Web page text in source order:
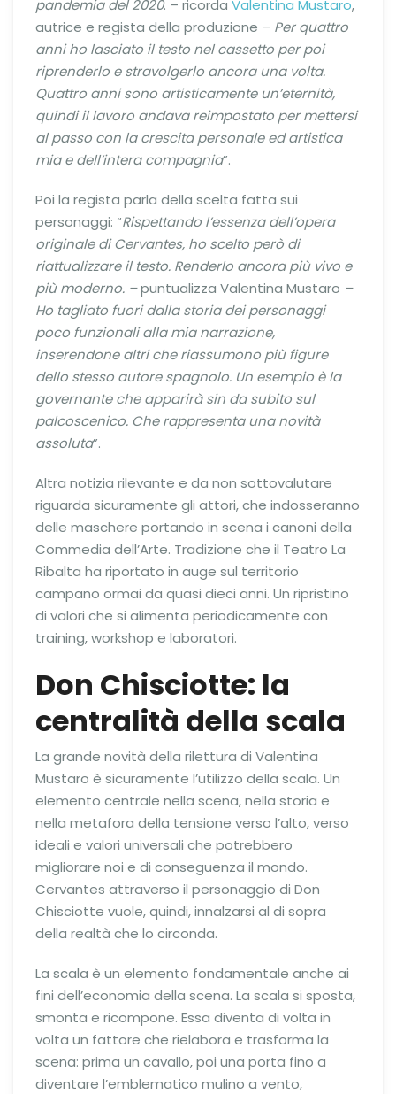
pandemia del 2020. – ricorda Valentina Mustaro,
autrice e regista della produzione – Per quattro
anni ho lasciato il testo nel cassetto per poi
riprenderlo e stravolgerlo ancora una volta.
Quattro anni sono artisticamente un’eternità,
quindi il lavoro andava reimpostato per mettersi
al passo con la crescita personale ed artistica
mia e dell’intera compagnia”.
Poi la regista parla della scelta fatta sui
personaggi: “Rispettando l’essenza dell’opera
originale di Cervantes, ho scelto però di
riattualizzare il testo. Renderlo ancora più vivo e
più moderno. –puntualizza Valentina Mustaro –
Ho tagliato fuori dalla storia dei personaggi
poco funzionali alla mia narrazione,
inserendone altri che riassumono più figure
dello stesso autore spagnolo. Un esempio è la
governante che apparirà sin da subito sul
palcoscenico. Che rappresenta una novità
assoluta”.
Altra notizia rilevante e da non sottovalutare
riguarda sicuramente gli attori, che indosseranno
delle maschere portando in scena i canoni della
Commedia dell’Arte. Tradizione che il Teatro La
Ribalta ha riportato in auge sul territorio
campano ormai da quasi dieci anni. Un ripristino
di valori che si alimenta periodicamente con
training, workshop e laboratori.
Don Chisciotte: la
centralità della scala
La grande novità della rilettura di Valentina
Mustaro è sicuramente l’utilizzo della scala. Un
elemento centrale nella scena, nella storia e
nella metafora della tensione verso l’alto, verso
ideali e valori universali che potrebbero
migliorare noi e di conseguenza il mondo.
Cervantes attraverso il personaggio di Don
Chisciotte vuole, quindi, innalzarsi al di sopra
della realtà che lo circonda.
La scala è un elemento fondamentale anche ai
fini dell’economia della scena. La scala si sposta,
smonta e ricompone. Essa diventa di volta in
volta un fattore che rielabora e trasforma la
scena: prima un cavallo, poi una porta fino a
diventare l’emblematico mulino a vento,